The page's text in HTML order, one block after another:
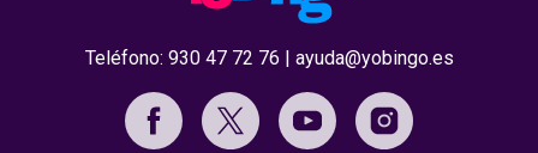
Teléfono: 930 47 72 76 | ayuda@yobingo.es